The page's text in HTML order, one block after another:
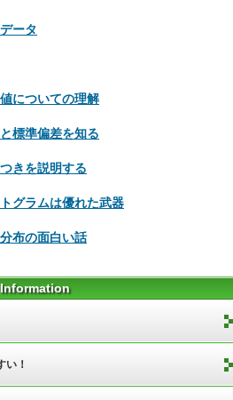
ータ
についての理解
標準偏差を知る
きを説明する
グラムは優れた武器
布の面白い話
Information
い！